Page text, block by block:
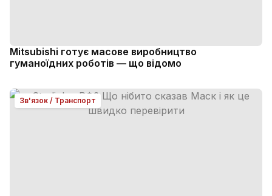
Mitsubishi готує масове виробництво
гуманоїдних роботів — що відомо
Зв'язок / Транспорт